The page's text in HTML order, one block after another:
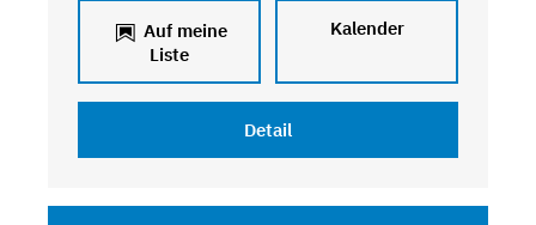
Auf meine
Liste
Kalender
Detail